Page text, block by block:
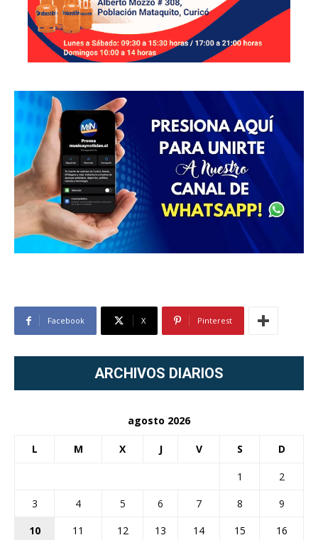
Facebook X Pinterest
ARCHIVOS DIARIOS
agosto 2026
L M X J V S D
1
2
3
4 5 6 7 8
9
10
11 12 13 14 15
16